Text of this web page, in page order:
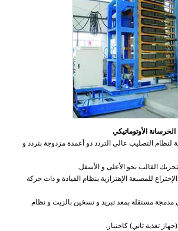
الأوتوماتيكي
لنظام التصليب عالي التردد ذو أعمدة مزدوجة بتردد و
للمصبعة الإهتزازية بنظام القيادة و ذات حركة
مدمجة مستقلة بمعد تبريد و تسخين بالزيت و نظام